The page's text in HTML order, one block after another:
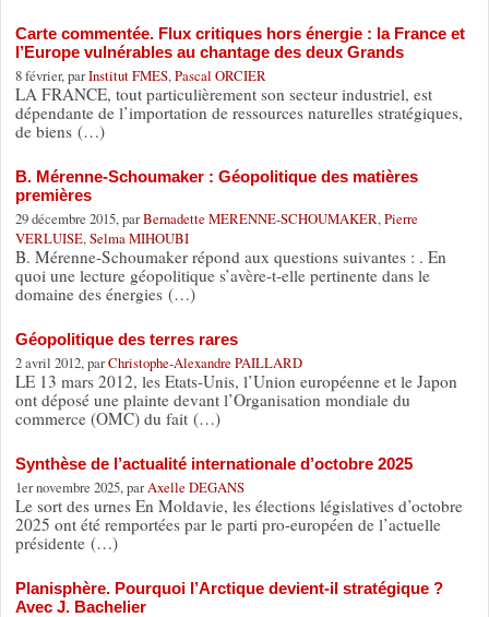
Carte commentée. Flux critiques hors énergie : la France et
l’Europe vulnérables au chantage des deux Grands
8 février, parInstitut FMES, Pascal ORCIER
LA FRANCE, tout particulièrement son secteur industriel, est
dépendante de l’importation de ressources naturelles stratégiques,
de biens (…)
B. Mérenne-Schoumaker : Géopolitique des matières
premières
29 décembre 2015, parBernadette MERENNE-SCHOUMAKER, Pierre
VERLUISE, Selma MIHOUBI
B. Mérenne-Schoumaker répond aux questions suivantes : . En
quoi une lecture géopolitique s’avère-t-elle pertinente dans le
domaine des énergies (…)
Géopolitique des terres rares
2 avril 2012, parChristophe-Alexandre PAILLARD
LE 13 mars 2012, les Etats-Unis, l’Union européenne et le Japon
ont déposé une plainte devant l’Organisation mondiale du
commerce (OMC) du fait (…)
Synthèse de l’actualité internationale d’octobre 2025
1er novembre 2025, parAxelle DEGANS
Le sort des urnes En Moldavie, les élections législatives d’octobre
2025 ont été remportées par le parti pro-européen de l’actuelle
présidente (…)
Planisphère. Pourquoi l’Arctique devient-il stratégique ?
Avec J. Bachelier